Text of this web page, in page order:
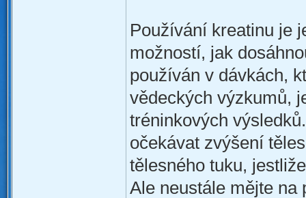
Používání kreatinu je
možností, jak
používán v dávkách,
vědeckých výzkumů,
tréninkových
očekávat zvýšení
tělesného tuku,
Ale neustále mějte na